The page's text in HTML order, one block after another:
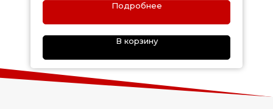
Подробнее
В корзину